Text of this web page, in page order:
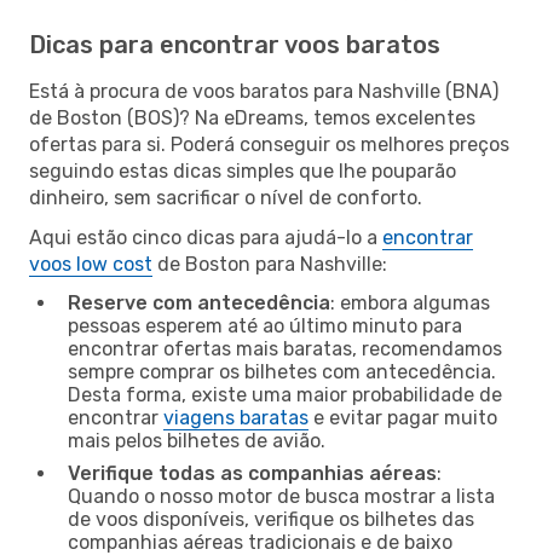
Dicas para encontrar voos baratos
Está à procura de voos baratos para Nashville (BNA)
de Boston (BOS)? Na eDreams, temos excelentes
ofertas para si. Poderá conseguir os melhores preços
seguindo estas dicas simples que lhe pouparão
dinheiro, sem sacrificar o nível de conforto.
Aqui estão cinco dicas para ajudá-lo a encontrar
voos low cost de Boston para Nashville:
Reserve com antecedência: embora algumas
pessoas esperem até ao último minuto para
encontrar ofertas mais baratas, recomendamos
sempre comprar os bilhetes com antecedência.
Desta forma, existe uma maior probabilidade de
encontrar viagens baratas e evitar pagar muito
mais pelos bilhetes de avião.
Verifique todas as companhias aéreas:
Quando o nosso motor de busca mostrar a lista
de voos disponíveis, verifique os bilhetes das
companhias aéreas tradicionais e de baixo